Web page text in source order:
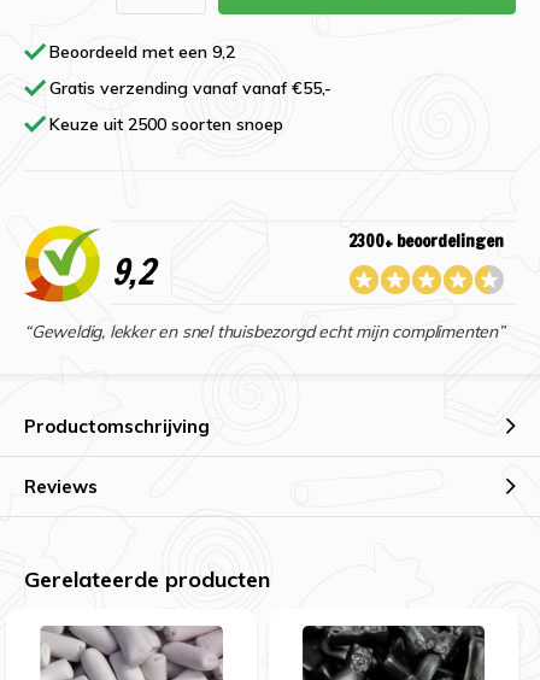
Beoordeeld met een 9,2
Gratis verzending vanaf vanaf €55,-
Keuze uit 2500 soorten snoep
9,2
2300+ beoordelingen
“Geweldig, lekker en snel thuisbezorgd echt mijn complimenten”
Productomschrijving
Reviews
Gerelateerde producten